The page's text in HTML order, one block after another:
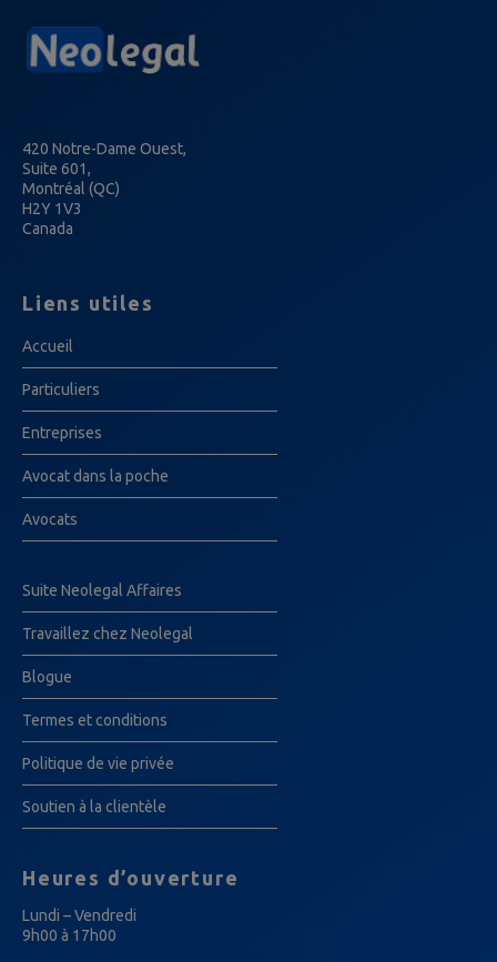
420 Notre-Dame Ouest,
Suite 601,
Montréal (QC)
H2Y 1V3
Canada
Liens utiles
Accueil
Particuliers
Entreprises
Avocat dans la poche
Avocats
Suite Neolegal Affaires
Travaillez chez Neolegal
Blogue
Termes et conditions
Politique de vie privée
Soutien à la clientèle
Heures d’ouverture
Lundi – Vendredi
9h00 à 17h00